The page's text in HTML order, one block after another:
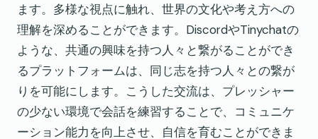
ます。多様な視点に触れ、世界の文化や考え方への
理解を深めることができます。DiscordやTinychatの
ような、共通の興味を持つ人々と繋がることができ
るプラットフォームは、同じ志を持つ人々との繋が
りを可能にします。こうした交流は、プレッシャー
の少ない環境で会話を練習することで、コミュニケ
ーション能力を向上させ、自信を育むことができま